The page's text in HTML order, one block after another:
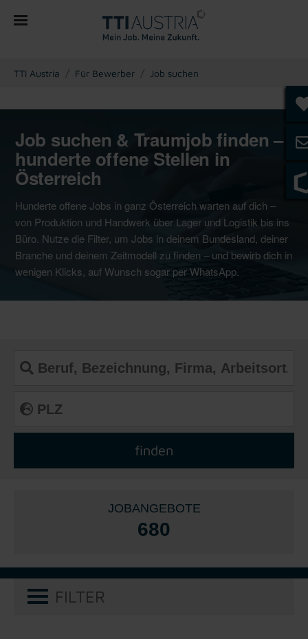
You are here:
TTI Austria Für Bewerber Job suchen
Job suchen & Traumjob finden –
hunderte offene Stellen in
Österreich
Hunderte offene Jobs in ganz Österreich warten auf dich –
von Produktion und Handwerk über Lager und Logistik bis ins
Büro. Nutze die Filter, um Jobs in deinem Bundesland, deiner
Branche und deinem Zeitmodell zu finden – und bewirb dich in
wenigen Klicks, auf Wunsch sogar per WhatsApp.
JOBANGEBOTE
680
FILTER